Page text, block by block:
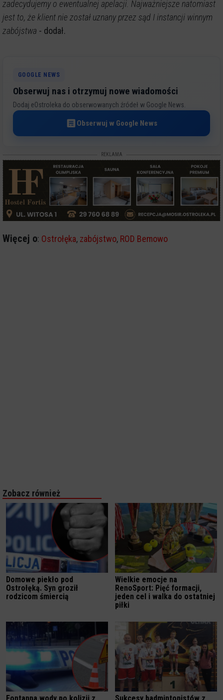
zadecydujemy o ewentualnej apelacji. Najważniejsze natomiast
jest to, że klient nie został uznany przez sąd I instancji winnym
zabójstwa - dodał.
GOOGLE NEWS
Obserwuj nas i otrzymuj nowe wiadomości
Dodaj eOstroleka do obserwowanych źródeł w Google News.
Obserwuj w Google News
REKLAMA
Więcej o: Ostrołęka, zabójstwo, ROD Bemowo
Zobacz również
Domowe piekło pod
Ostrołęką. Syn groził
rodzicom śmiercią
Wielkie emocje na
RenoSport: Pięć formacji,
jeden cel i walka do ostatniej
piłki